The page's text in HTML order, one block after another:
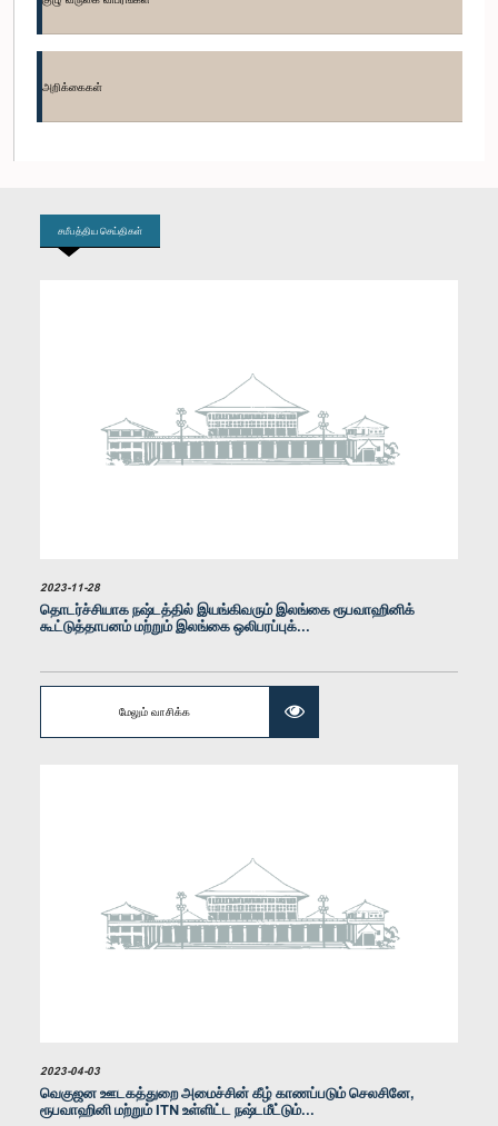
உறுப்பினர்
கௌரவ ஜயந்த கெட்டகொட, பா.உ.
அறிக்கைகள்
சமீபத்திய செய்திகள்
2023-11-28
தொடர்ச்சியாக நஷ்டத்தில் இயங்கிவரும் இலங்கை ரூபவாஹினிக்
கூட்டுத்தாபனம் மற்றும் இலங்கை ஒலிபரப்புக்...
மேலும் வாசிக்க
2023-04-03
வெகுஜன ஊடகத்துறை அமைச்சின் கீழ் காணப்படும் செலசினே,
ரூபவாஹினி மற்றும் ITN உள்ளிட்ட நஷ்டமீட்டும்...